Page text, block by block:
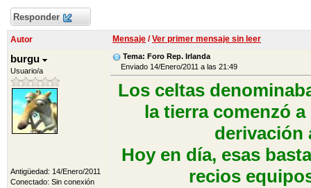
Responder
Autor Mensaje /Ver primer mensaje sin leer
burgu
Usuario/a
Antigüedad: 14/Enero/2011
Conectado: Sin conexión
Tema: Foro Rep. Irlanda
Enviado 14/Enero/2011 a las 21:49
Los celtas
la tierra comenzó
derivación
Hoy en día, esas
recios